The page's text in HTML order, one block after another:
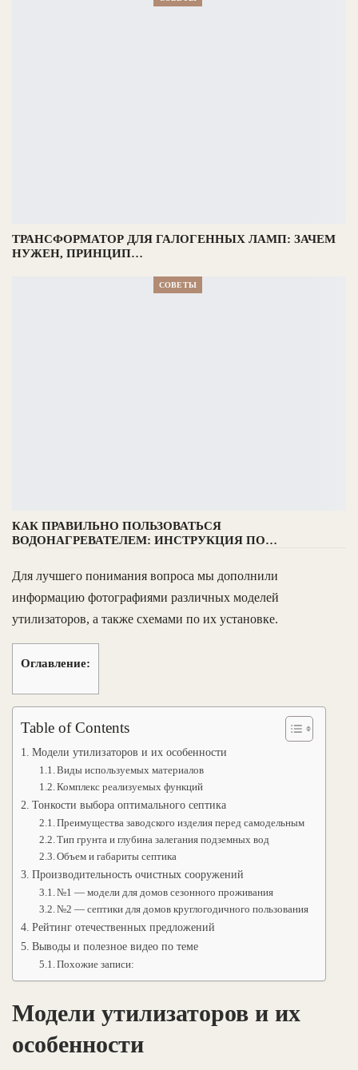
ТРАНСФОРМАТОР ДЛЯ ГАЛОГЕННЫХ ЛАМП: ЗАЧЕМ
НУЖЕН, ПРИНЦИП…
СОВЕТЫ
КАК ПРАВИЛЬНО ПОЛЬЗОВАТЬСЯ
ВОДОНАГРЕВАТЕЛЕМ: ИНСТРУКЦИЯ ПО…
Для лучшего понимания вопроса мы дополнили
информацию фотографиями различных моделей
утилизаторов, а также схемами по их установке.
Оглавление:
Table of Contents
Модели утилизаторов и их особенности
Виды используемых материалов
Комплекс реализуемых функций
Тонкости выбора оптимального септика
Преимущества заводского изделия перед самодельным
Тип грунта и глубина залегания подземных вод
Объем и габариты септика
Производительность очистных сооружений
№1 — модели для домов сезонного проживания
№2 — септики для домов круглогодичного пользования
Рейтинг отечественных предложений
Выводы и полезное видео по теме
Похожие записи:
Модели утилизаторов и их
особенности